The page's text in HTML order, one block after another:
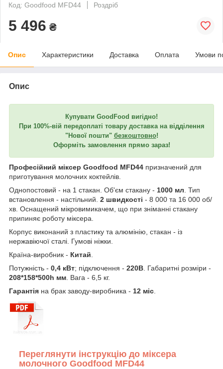
Код: Goodfood MFD44
Роздріб
5 496 ₴
Опис Характеристики Доставка Оплата Умови
Опис
Купувати GoodFood вигідно!
При 100%-вій передоплаті товару доставка на відділення
"Нової пошти" безкоштовно!
Оформіть замовлення прямо зараз!
Професійний міксер Goodfood MFD44 призначений для
приготування молочних коктейлів.
Однопостовий - на 1 стакан. Об'єм стакану - 1000 мл . Тип
встановлення - настільний. 2 швидкості - 8 000 та 16 000 об/
хв. Оснащений мікровимикачем, що при зніманні стакану
припиняє роботу міксера.
Корпус виконаний з пластику та алюмінію, стакан - із
нержавіючої сталі. Гумові ніжки.
Країна-виробник - Китай
Потужність - 0,4 кВт; підключення - 220В . Габаритні розміри -
208*158*500h мм . Вага - 6,5 кг.
Гарантія на брак заводу-виробника - 12 міс
Переглянути інструкцію до міксера
молочного Goodfood MFD44